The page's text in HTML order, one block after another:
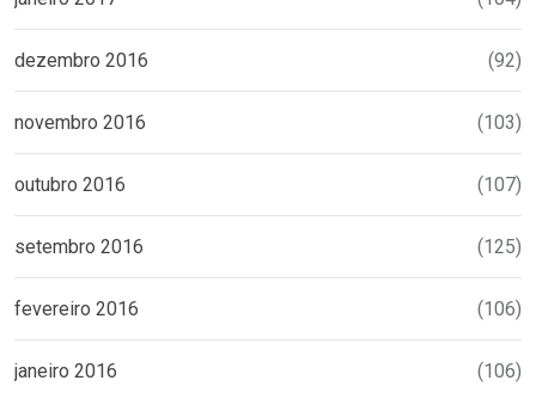
dezembro 2016 (92)
novembro 2016 (103)
outubro 2016 (107)
setembro 2016 (125)
fevereiro 2016 (106)
janeiro 2016 (106)